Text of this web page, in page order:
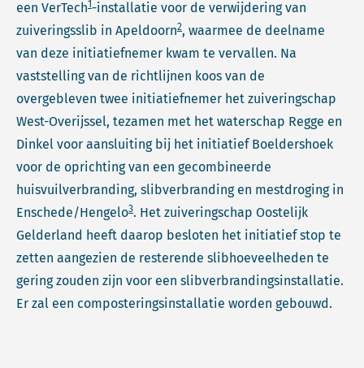
een VerTech1 -installatie voor de verwijdering van
zuiveringsslib in Apeldoorn2, waarmee de deelname
van deze initiatiefnemer kwam te vervallen. Na
vaststelling van de richtlijnen koos van de
overgebleven twee initiatiefnemer het zuiveringschap
West-Overijssel, tezamen met het waterschap Regge en
Dinkel voor aansluiting bij het initiatief Boeldershoek
voor de oprichting van een gecombineerde
huisvuilverbranding, slibverbranding en mestdroging in
Enschede/Hengelo3. Het zuiveringschap Oostelijk
Gelderland heeft daarop besloten het initiatief stop te
zetten aangezien de resterende slibhoeveelheden te
gering zouden zijn voor een slibverbrandingsinstallatie.
Er zal een composteringsinstallatie worden gebouwd.